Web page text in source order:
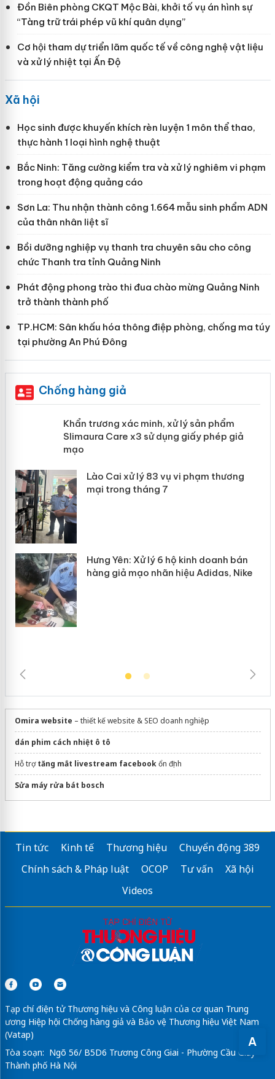
A
Đồn Biên phòng CKQT Mộc Bài, khởi tố vụ án hình sự
“Tàng trữ trái phép vũ khí quân dụng”
Cơ hội tham dự triển lãm quốc tế về công nghệ vật liệu
và xử lý nhiệt tại Ấn Độ
Xã hội
Học sinh được khuyến khích rèn luyện 1 môn thể thao,
thực hành 1 loại hình nghệ thuật
Bắc Ninh: Tăng cường kiểm tra và xử lý nghiêm vi phạm
trong hoạt động quảng cáo
Sơn La: Thu nhận thành công 1.664 mẫu sinh phẩm ADN
của thân nhân liệt sĩ
Bồi dưỡng nghiệp vụ thanh tra chuyên sâu cho công
chức Thanh tra tỉnh Quảng Ninh
Phát động phong trào thi đua chào mừng Quảng Ninh
trở thành thành phố
TP.HCM: Sân khấu hóa thông điệp phòng, chống ma túy
tại phường An Phú Đông
Chống hàng giả
Khẩn trương xác minh, xử lý sản phẩm
Slimaura Care x3 sử dụng giấy phép
Omira website – thiết kế website & SEO doanh nghiệp
dán phim cách nhiệt ô tô
Hỗ trợtăng mắt livestream facebookổn định
Sửa máy rửa bát bosch
Tin tức Kinh tế Thương hiệu
Chuyển động 389
Chính sách & Pháp luật
OCOP Tư vấn
Xã hội
Videos
Tạp chí điện tử Thương hiệu và Công luận của cơ quan Trung
ương Hiệp hội Chống hàng giả và Bảo vệ Thương hiệu Việt Nam
(Vatap)
Tòa soạn: Ngõ 56/ B5D6 Trương Công Giai - Phường Cầu Giấy -
Thành phố Hà Nội